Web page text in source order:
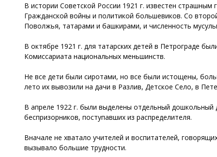
В истории Советской России 1921 г. известен
Гражданской войны и политикой большевиков. Со
Поволжья, татарами и башкирами, и численность
В октябре 1921 г. для татарских детей в Петрограде
Комиссариата национальных меньшинств.
Не все дети были сиротами, но все были истощены,
лето их вывозили на дачи в Разлив, Детское Село, в
В апреле 1922 г. были выделены отдельный
беспризорников, поступавших из распределителя.
Вначале не хватало учителей и воспитателей,
вызывало большие трудности.